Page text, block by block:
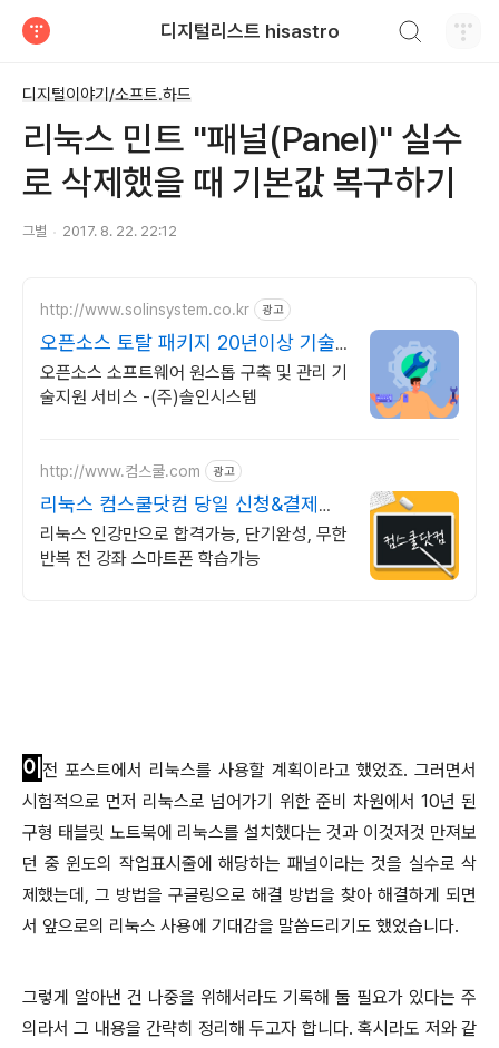
디지털리스트 hisastro
디지털이야기/소프트.하드
리눅스 민트 "패널(Panel)" 실수
로 삭제했을 때 기본값 복구하기
그별 2017. 8. 22. 22:12
http://www.solinsystem.co.kr 광고
오픈소스 토탈 패키지 20년이상 기술
지원 노하우
오픈소스 소프트웨어 원스톱 구축 및 관리 기
술지원 서비스 -(주)솔인시스템
http://www.컴스쿨.com 광고
리눅스 컴스쿨닷컴 당일 신청&결제시
기프티콘!
리눅스 인강만으로 합격가능, 단기완성, 무한
반복 전 강좌 스마트폰 학습가능
이 전 포스트에서 리눅스를 사용할 계획이라고 했었죠. 그러면서
시험적으로 먼저 리눅스로 넘어가기 위한 준비 차원에서 10년 된
구형 태블릿 노트북에 리눅스를 설치했다는 것과 이것저것 만져보
던 중 윈도의 작업표시줄에 해당하는 패널이라는 것을 실수로 삭
제했는데, 그 방법을 구글링으로 해결 방법을 찾아 해결하게 되면
서 앞으로의 리눅스 사용에 기대감을 말씀드리기도 했었습니다.
그렇게 알아낸 건 나중을 위해서라도 기록해 둘 필요가 있다는 주
의라서 그 내용을 간략히 정리해 두고자 합니다. 혹시라도 저와 같